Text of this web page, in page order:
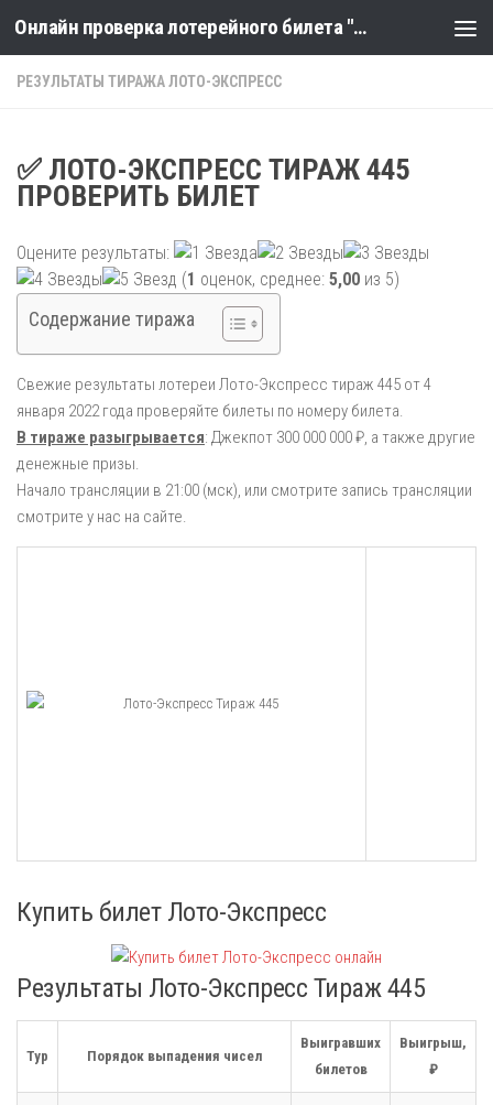
Skip to content Онлайн проверка лотерейного билета "Столото" по номеру тиража
РЕЗУЛЬТАТЫ ТИРАЖА ЛОТО-ЭКСПРЕСС
✅ ЛОТО-ЭКСПРЕСС ТИРАЖ 445
ПРОВЕРИТЬ БИЛЕТ
Оцените результаты:
(1 оценок, среднее: 5,00 из 5)
Содержание тиража
Свежие результаты лотереи Лото-Экспресс тираж 445 от 4
января 2022 года проверяйте билеты по номеру билета.
В тираже разыгрывается: Джекпот 300 000 000 ₽, а также другие
денежные призы.
Начало трансляции в 21:00 (мск), или смотрите запись трансляции
смотрите у нас на сайте.
Купить билет Лото-Экспресс
Результаты Лото-Экспресс Тираж 445
Тур Порядок выпадения чисел
Выигравших
билетов
Выигрыш,
₽